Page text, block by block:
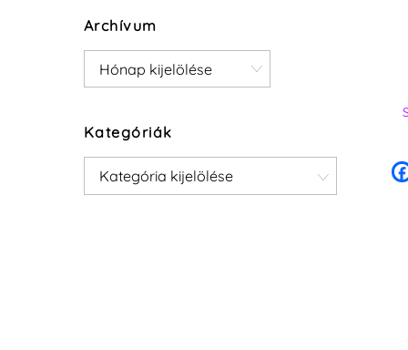
Archívum
Archívum
Kategóriák
Kategóriák